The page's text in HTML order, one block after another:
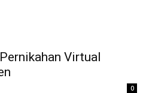
Virtual
0